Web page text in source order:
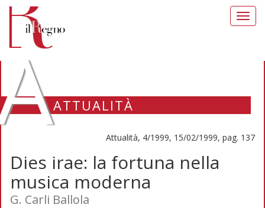
ATTUALITÀ
Attualità, 4/1999, 15/02/1999, pag. 137
Dies irae: la fortuna nella
musica moderna
G. Carli Ballola